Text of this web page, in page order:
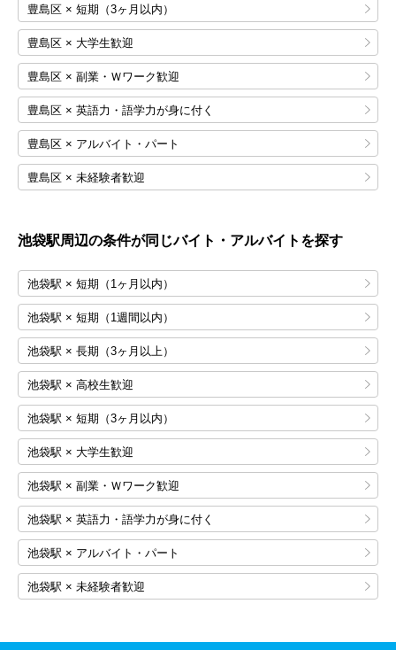
豊島区 × 短期（3ヶ月以内）
豊島区 × 大学生歓迎
豊島区 × 副業・Ｗワーク歓迎
豊島区 × 英語力・語学力が身に付く
豊島区 × アルバイト・パート
豊島区 × 未経験者歓迎
池袋駅周辺の条件が同じバイト・アルバイトを探す
池袋駅 × 短期（1ヶ月以内）
池袋駅 × 短期（1週間以内）
池袋駅 × 長期（3ヶ月以上）
池袋駅 × 高校生歓迎
池袋駅 × 短期（3ヶ月以内）
池袋駅 × 大学生歓迎
池袋駅 × 副業・Ｗワーク歓迎
池袋駅 × 英語力・語学力が身に付く
池袋駅 × アルバイト・パート
池袋駅 × 未経験者歓迎